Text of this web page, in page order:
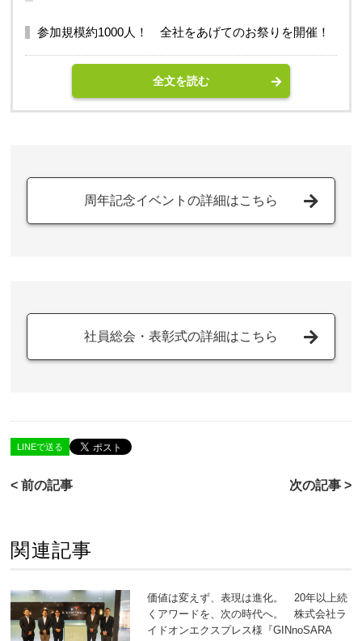
参加規模約1000人！ 全社をあげてのお祭りを開催！
全文を読む
周年記念イベントの詳細はこちら
社員総会・表彰式の詳細はこちら
LINEで送る
< 前の記事 次の記事 >
関連記事
価値は変えず、表現は進化。 20年以上続
くアワードを、次の時代へ。 株式会社ラ
イドオンエクスプレス様『GINnoSARA